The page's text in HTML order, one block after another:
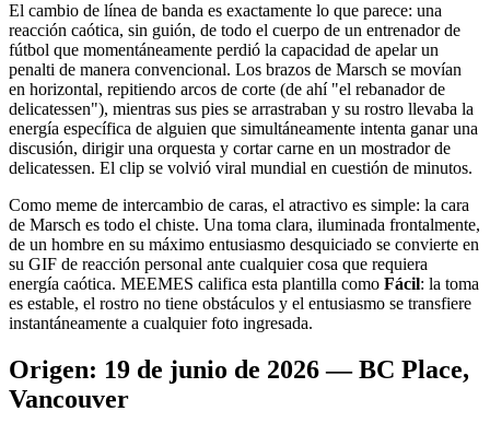
El cambio de línea de banda es exactamente lo que parece: una
reacción caótica, sin guión, de todo el cuerpo de un entrenador de
fútbol que momentáneamente perdió la capacidad de apelar un
penalti de manera convencional. Los brazos de Marsch se movían
en horizontal, repitiendo arcos de corte (de ahí "el rebanador de
delicatessen"), mientras sus pies se arrastraban y su rostro llevaba la
energía específica de alguien que simultáneamente intenta ganar una
discusión, dirigir una orquesta y cortar carne en un mostrador de
delicatessen. El clip se volvió viral mundial en cuestión de minutos.
Como meme de intercambio de caras, el atractivo es simple: la cara
de Marsch es todo el chiste. Una toma clara, iluminada frontalmente,
de un hombre en su máximo entusiasmo desquiciado se convierte en
su GIF de reacción personal ante cualquier cosa que requiera
energía caótica. MEEMES califica esta plantilla como Fácil: la toma
es estable, el rostro no tiene obstáculos y el entusiasmo se transfiere
instantáneamente a cualquier foto ingresada.
Origen: 19 de junio de 2026 — BC Place,
Vancouver